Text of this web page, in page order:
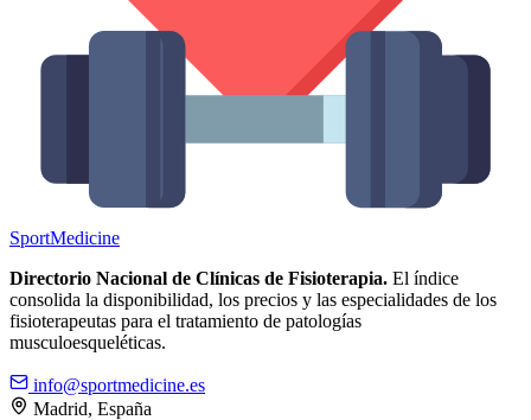
SportMedicine
Directorio Nacional de Clínicas de Fisioterapia. El índice
consolida la disponibilidad, los precios y las especialidades de los
fisioterapeutas para el tratamiento de patologías
musculoesqueléticas.
info@sportmedicine.es
Madrid, España